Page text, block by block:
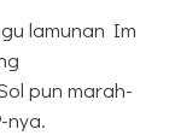
lamunan Im
pun marah-
nya.